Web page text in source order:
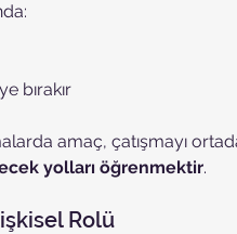
bırakır
amaç, çatışmayı
yolları öğrenmektir.
Rolü